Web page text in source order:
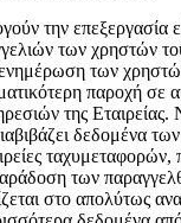
την επεξεργασία
των χρηστών
των
παροχή σε
της Εταιρείας.
δεδομένα
ταχυμεταφορών,
των
στο απολύτως